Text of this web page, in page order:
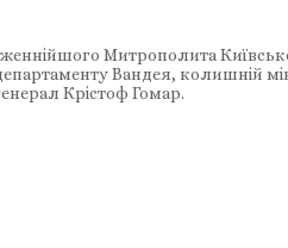
Митрополита
Вандея, колишній
Крістоф Гомар.